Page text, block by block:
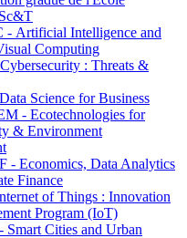
Artificial Intelligence and
Computing
: Threats &
Science for Business
- Ecotechnologies for
& Environment
- Economics, Data Analytics
Finance
of Things : Innovation
Program (IoT)
Smart Cities and Urban